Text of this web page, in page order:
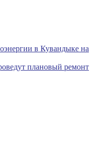
в Кувандыке на
плановый ремонт